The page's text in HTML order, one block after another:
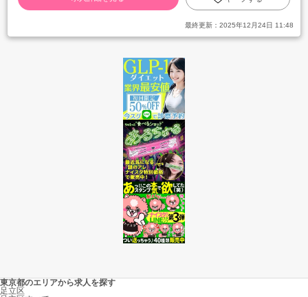
最終更新： 2025年12月24日 11:48
東京都のエリアから求人を探す
足立区